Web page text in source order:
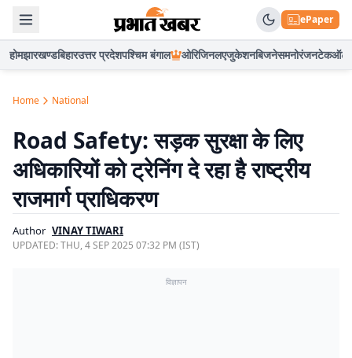
ePaper
होमझारखण्डबिहारउत्तर प्रदेशपश्चिम बंगाल ओरिजिनलएजुकेशनबिजनेसमनोरंजनटेकऑटो
Home National
Road Safety: सड़क सुरक्षा के लिए
अधिकारियों को ट्रेनिंग दे रहा है राष्ट्रीय
राजमार्ग प्राधिकरण
Author VINAY TIWARI
UPDATED:THU, 4 SEP 2025 07:32 PM (IST)
विज्ञापन